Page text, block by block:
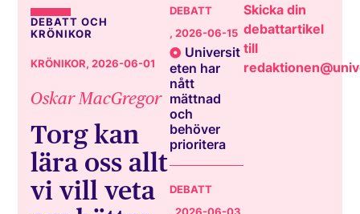
DEBATT OCH
KRÖNIKOR
KRÖNIKOR, 2026-06-01
Oskar MacGregor
Torg kan
lära oss allt
vi vill veta
DEBATT
, 2026-06-15
Universit
eten har
nått
mättnad
och
behöver
prioritera
DEBATT
Skicka din
debattartikel
till